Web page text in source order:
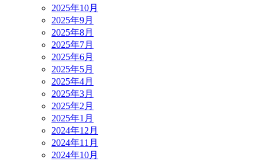
2025年10月
2025年9月
2025年8月
2025年7月
2025年6月
2025年5月
2025年4月
2025年3月
2025年2月
2025年1月
2024年12月
2024年11月
2024年10月